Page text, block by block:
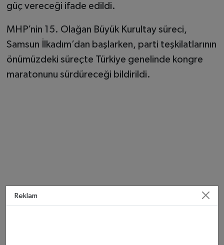
güç vereceği ifade edildi.
MHP’nin 15. Olağan Büyük Kurultay süreci,
Samsun İlkadım’dan başlarken, parti teşkilatlarının
önümüzdeki süreçte Türkiye genelinde kongre
maratonunu sürdüreceği bildirildi.
Reklam